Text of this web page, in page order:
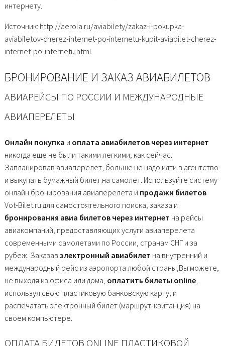
интернету.
Источник: http://aerola.ru/aviabilety/zakaz-i-pokupka-
aviabiletov-cherez-internet-po-internetu-kupit-aviabilet-cherez-
internet-po-internetu.html
БРОНИРОВАНИЕ И ЗАКАЗ АВИАБИЛЕТОВ
АВИАРЕЙСЫ ПО РОССИИ И МЕЖДУНАРОДНЫЕ
АВИАПЕРЕЛЕТЫ
Онлайн покупка и оплата авиабилетов через интернет
никогда еще не были такими легкими, как сейчас.
Запланировав авиаперелет, больше не надо идти в агентство
и выкупать бумажный билет на самолет. Используйте систему
онлайн бронирования авиаперелета и продажи билетов
Vot-Bilet.ru для самостоятельного поиска, заказа и
бронирования авиа билетов через интернет на рейсы
авиакомпаний, предоставляющих услуги авиаперелета
современными самолетами по России, странам СНГ и за
рубеж. Заказав электронный авиабилет на внутренний и
международный рейс из аэропорта любой страны,Вы можете,
не выходя из офиса или дома, оплатить билеты online,
используя свою пластиковую банковскую карту, и
распечатать электронный билет (маршрут-квитанция) на
своем компьютере.
ОПЛАТА БИЛЕТОВ ONLINE ПЛАСТИКОВОЙ